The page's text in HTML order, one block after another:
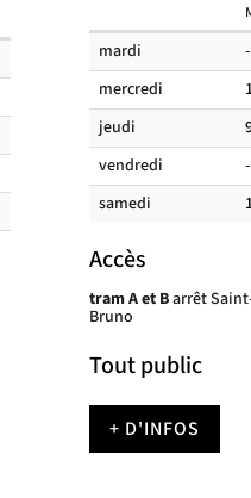
Horaires
des
salles
de
lecture
mardi -
mercredi
jeudi
vendredi
-
samedi
Accès
tram A et Barrêt
Bruno
Tout public
+ D'INFOS